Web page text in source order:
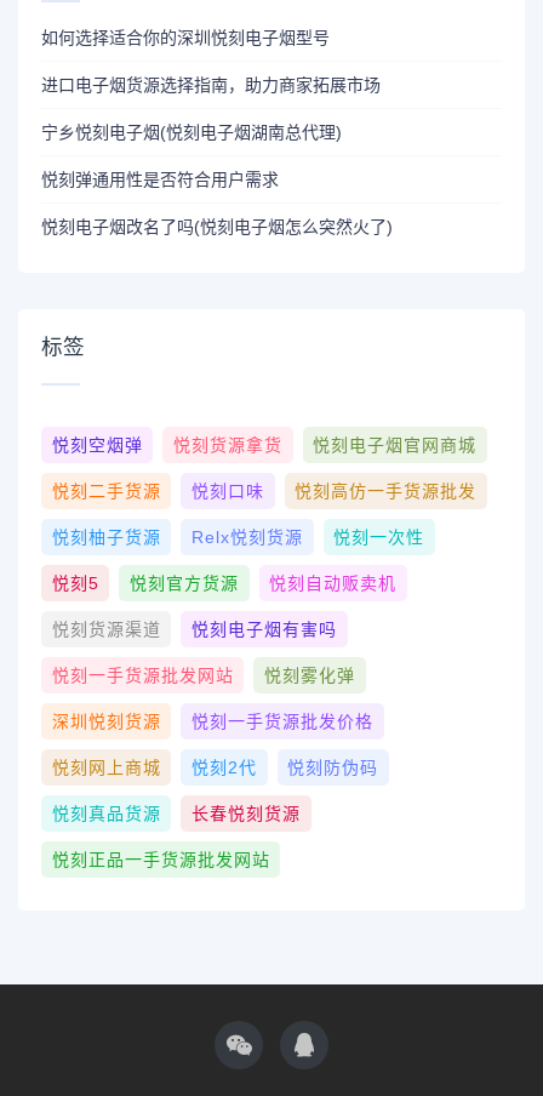
如何选择适合你的深圳悦刻电子烟型号
进口电子烟货源选择指南，助力商家拓展市场
宁乡悦刻电子烟(悦刻电子烟湖南总代理)
悦刻弹通用性是否符合用户需求
悦刻电子烟改名了吗(悦刻电子烟怎么突然火了)
标签
悦刻空烟弹 悦刻货源拿货 悦刻电子烟官网商城
悦刻二手货源 悦刻口味 悦刻高仿一手货源批发
悦刻柚子货源 Relx悦刻货源 悦刻一次性
悦刻5 悦刻官方货源 悦刻自动贩卖机
悦刻货源渠道 悦刻电子烟有害吗
悦刻一手货源批发网站 悦刻雾化弹
深圳悦刻货源 悦刻一手货源批发价格
悦刻网上商城 悦刻2代 悦刻防伪码
悦刻真品货源 长春悦刻货源
悦刻正品一手货源批发网站